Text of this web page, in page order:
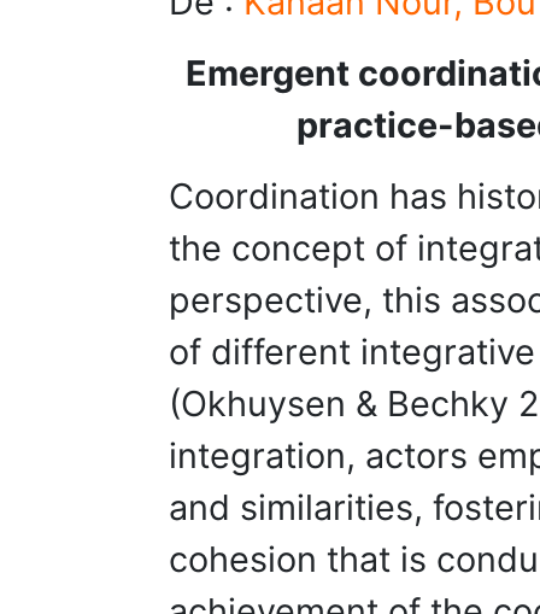
Emergent
practice-
Coordination has
the concept of
perspective, this
of different
(Okhuysen & Bechky
integration, actors
and similarities,
cohesion that is